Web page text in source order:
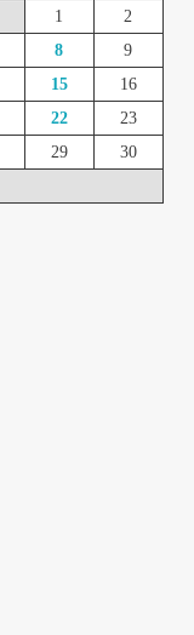
1
2
8
9
15
16
22
23
29
30